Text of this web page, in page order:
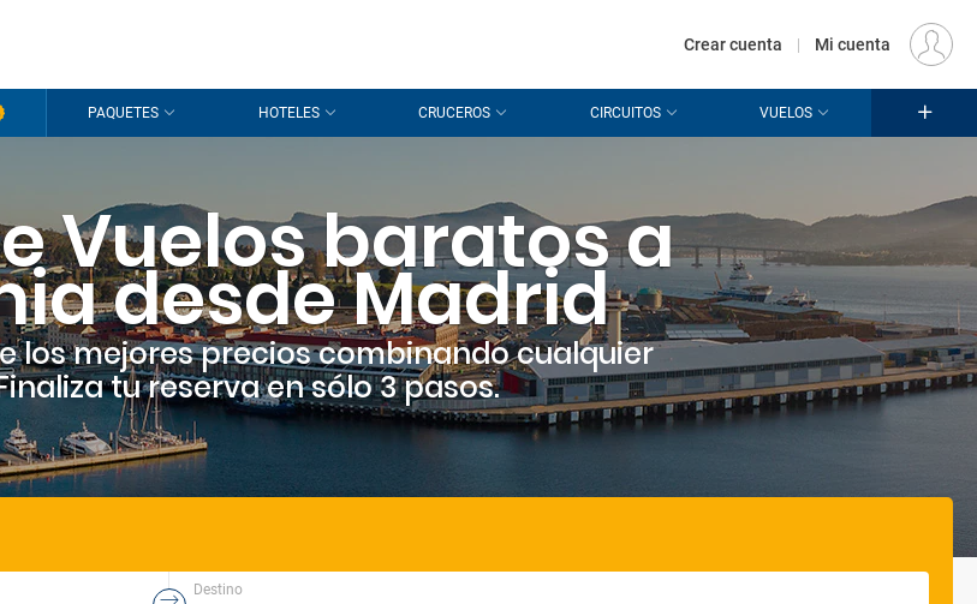
EUR
Crear cuenta | Mi cuenta
PAQUETES HOTELES CRUCEROS CIRCUITOS VUELOS
Vuelos baratos a
desde Madrid
los mejores precios combinando cualquier
tu reserva en sólo 3 pasos.
Destino